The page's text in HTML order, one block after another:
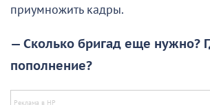
приумножить кадры.
— Сколько бригад еще нужно?
пополнение?